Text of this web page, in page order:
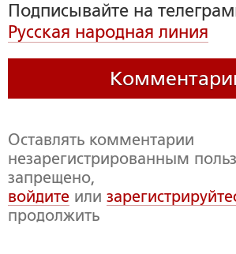
Подписывайте на
Русская народная линия
Оставлять комментарии
незарегистрированным
запрещено,
войдите или
продолжить